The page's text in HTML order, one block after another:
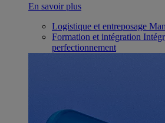
En savoir plus
Logistique et entreposage
Formation et intégration
perfectionnement